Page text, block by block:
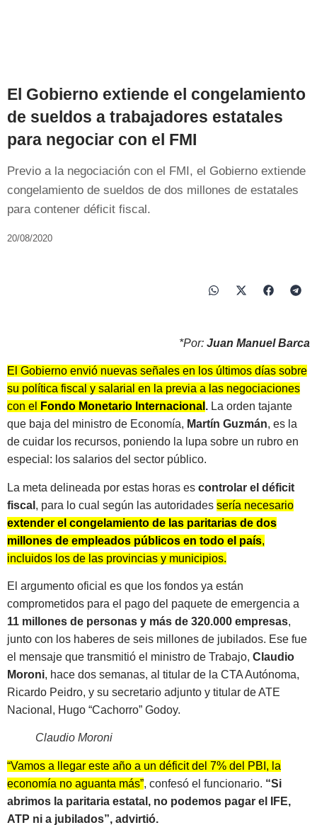
El Gobierno extiende el congelamiento
de sueldos a trabajadores estatales
para negociar con el FMI
Previo a la negociación con el FMI, el Gobierno extiende
congelamiento de sueldos de dos millones de estatales
para contener déficit fiscal.
20/08/2020
*Por: Juan Manuel Barca
El Gobierno envió nuevas señales en los últimos días sobre
su política fiscal y salarial en la previa a las negociaciones
con el
Fondo Monetario Internacional . La orden tajante
que baja del ministro de Economía, Martín Guzmán, es la
de cuidar los recursos, poniendo la lupa sobre un rubro en
especial: los salarios del sector público.
La meta delineada por estas horas es controlar el déficit
fiscal , para lo cual según las autoridades sería necesario
extender el congelamiento de las paritarias de dos
millones de empleados públicos en todo el país,
incluidos los de las provincias y municipios.
El argumento oficial es que los fondos ya están
comprometidos para el pago del paquete de emergencia a
11 millones de personas y más de 320.000 empresas,
junto con los haberes de seis millones de jubilados. Ese fue
el mensaje que transmitió el ministro de Trabajo, Claudio
Moroni, hace dos semanas, al titular de la CTA Autónoma,
Ricardo Peidro, y su secretario adjunto y titular de ATE
Nacional, Hugo “Cachorro” Godoy.
Claudio Moroni
“Vamos a llegar este año a un déficit del 7% del PBI, la
economía no aguanta más”, confesó el funcionario. “Si
abrimos la paritaria estatal, no podemos pagar el IFE,
ATP ni a jubilados”, advirtió.